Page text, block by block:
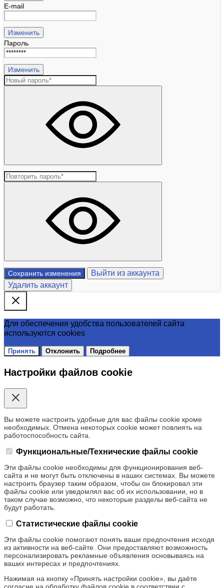
E-mail
Изменить
Пароль
Изменить
Сохранить изменения
Выйти из аккаунта
Удалить аккаунт
Для обеспечения удобства пользователей сайта
используются cookies
Принять Отклонить Подробнее
Настройки файлов cookie
Вы можете настроить удобные для вас файлы cookie кроме
необходимых. Отмена некоторых cookie может повлиять на
работоспособность сайта.
Функциональные/Технические файлы cookie
Эти файлы cookie необходимы для функционирования веб-
сайта и не могут быть отключены в наших системах. Вы можете
настроить браузер таким образом, чтобы он блокировал эти
файлы cookie или уведомлял вас об их использовании, но в
таком случае возможно, что некоторые разделы веб-сайта не
будут работать.
Статистические файлы cookie
Эти файлы cookie помогают понять ваши предпочтения исходя
из активности на веб-сайте. Они предоставляют возможность
персонализировать рекламные объявления основываясь на
ваших интересах и предпочтениях.
Нажимая на кнопку «Принять настройки cookie», вы даёте